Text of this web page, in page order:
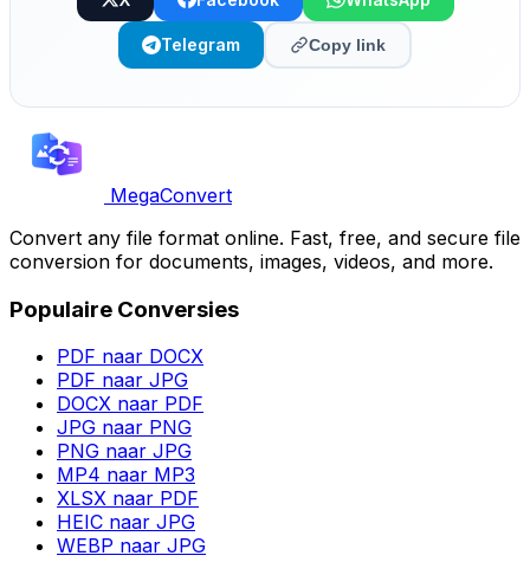
Telegram Copy link
MegaConvert
Convert any file format online. Fast, free, and secure file
conversion for documents, images, videos, and more.
Populaire Conversies
PDF naar DOCX
PDF naar JPG
DOCX naar PDF
JPG naar PNG
PNG naar JPG
MP4 naar MP3
XLSX naar PDF
HEIC naar JPG
WEBP naar JPG